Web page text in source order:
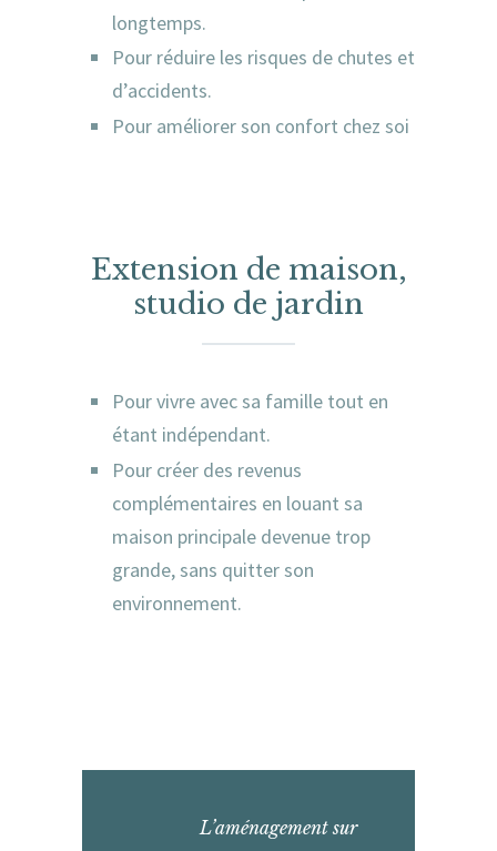
longtemps.
Pour réduire les risques de chutes et
d’accidents.
Pour améliorer son confort chez soi
Extension de maison,
studio de jardin
Pour vivre avec sa famille tout en
étant indépendant.
Pour créer des revenus
complémentaires en louant sa
maison principale devenue trop
grande, sans quitter son
environnement.
L’aménagement sur